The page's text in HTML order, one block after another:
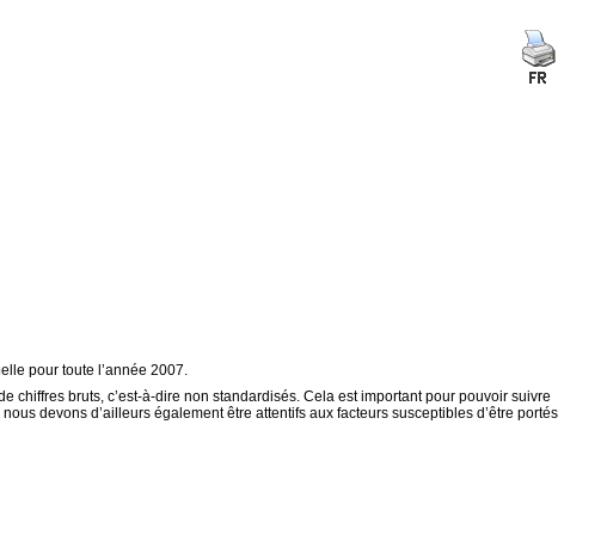
pour toute l’année 2007.
chiffres bruts, c’est-à-dire non standardisés. Cela est important pour pouvoir suivre
devons d’ailleurs également être attentifs aux facteurs susceptibles d’être portés